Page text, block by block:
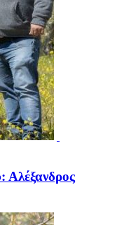
Αλέξανδρος